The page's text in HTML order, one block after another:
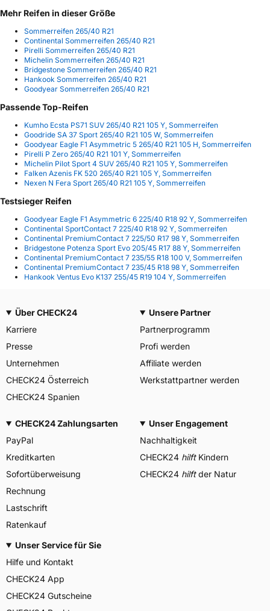
Mehr Reifen in dieser Größe
Sommerreifen 265/40 R21
Continental Sommerreifen 265/40 R21
Pirelli Sommerreifen 265/40 R21
Michelin Sommerreifen 265/40 R21
Bridgestone Sommerreifen 265/40 R21
Hankook Sommerreifen 265/40 R21
Goodyear Sommerreifen 265/40 R21
Passende Top-Reifen
Kumho Ecsta PS71 SUV 265/40 R21 105 Y, Sommerreifen
Goodride SA 37 Sport 265/40 R21 105 W, Sommerreifen
Goodyear Eagle F1 Asymmetric 5 265/40 R21 105 H, Sommerreifen
Pirelli P Zero 265/40 R21 101 Y, Sommerreifen
Michelin Pilot Sport 4 SUV 265/40 R21 105 Y, Sommerreifen
Falken Azenis FK 520 265/40 R21 105 Y, Sommerreifen
Nexen N Fera Sport 265/40 R21 105 Y, Sommerreifen
Testsieger Reifen
Goodyear Eagle F1 Asymmetric 6 225/40 R18 92 Y, Sommerreifen
Continental SportContact 7 225/40 R18 92 Y, Sommerreifen
Continental PremiumContact 7 225/50 R17 98 Y, Sommerreifen
Bridgestone Potenza Sport Evo 205/45 R17 88 Y, Sommerreifen
Continental PremiumContact 7 235/55 R18 100 V, Sommerreifen
Continental PremiumContact 7 235/45 R18 98 Y, Sommerreifen
Hankook Ventus Evo K137 255/45 R19 104 Y, Sommerreifen
Über CHECK24
Karriere
Presse
Unternehmen
CHECK24 Österreich
CHECK24 Spanien
Unsere Partner
Partnerprogramm
Profi werden
Affiliate werden
Werkstattpartner werden
CHECK24 Zahlungsarten
PayPal
Kreditkarten
Sofortüberweisung
Rechnung
Lastschrift
Ratenkauf
Unser Engagement
Nachhaltigkeit
CHECK24 hilftKindern
CHECK24 hilftder Natur
Unser Service für Sie
Hilfe und Kontakt
CHECK24 App
CHECK24 Gutscheine